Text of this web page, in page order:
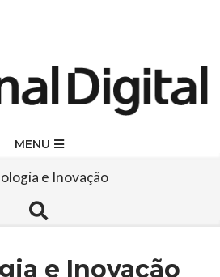
MENU
e Inovação
Search
e Inovação